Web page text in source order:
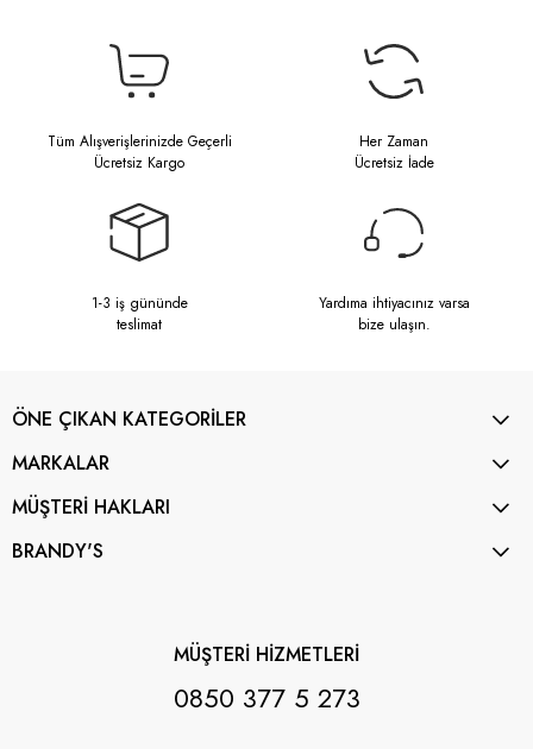
Tüm Alışverişlerinizde Geçerli
Ücretsiz Kargo
Her Zaman
Ücretsiz İade
1-3 iş gününde
teslimat
Yardıma ihtiyacınız varsa
bize ulaşın.
ÖNE ÇIKAN KATEGORİLER
MARKALAR
MÜŞTERİ HAKLARI
BRANDY'S
MÜŞTERİ HİZMETLERİ
0850 377 5 273